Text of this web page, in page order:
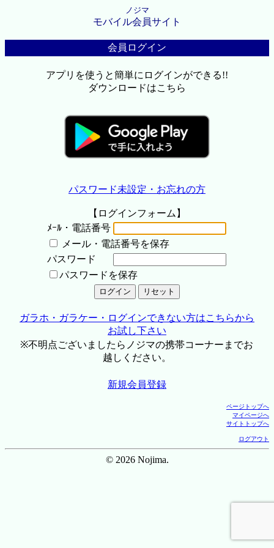
ノジマ
モバイル会員サイト
会員ログイン
アプリを使うと簡単にログインができる!!
ダウンロードはこちら
パスワード未設定・お忘れの方
【ログインフォーム】
ﾒｰﾙ・電話番号
メール・電話番号を保存
パスワード
パスワードを保存
ガラホ・ガラケー・ログインできない方はこちらから
お試し下さい
※不明点ございましたらノジマの携帯コーナーまでお
越しください。
新規会員登録
ページトップへ
マイページへ
サイトトップへ
ログアウト
© 2026 Nojima.